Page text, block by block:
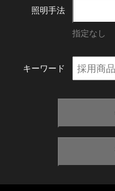
照明手法
指定なし
キーワード